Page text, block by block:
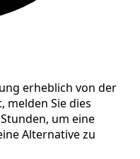
erheblich von der
melden Sie dies
um eine
Alternative zu